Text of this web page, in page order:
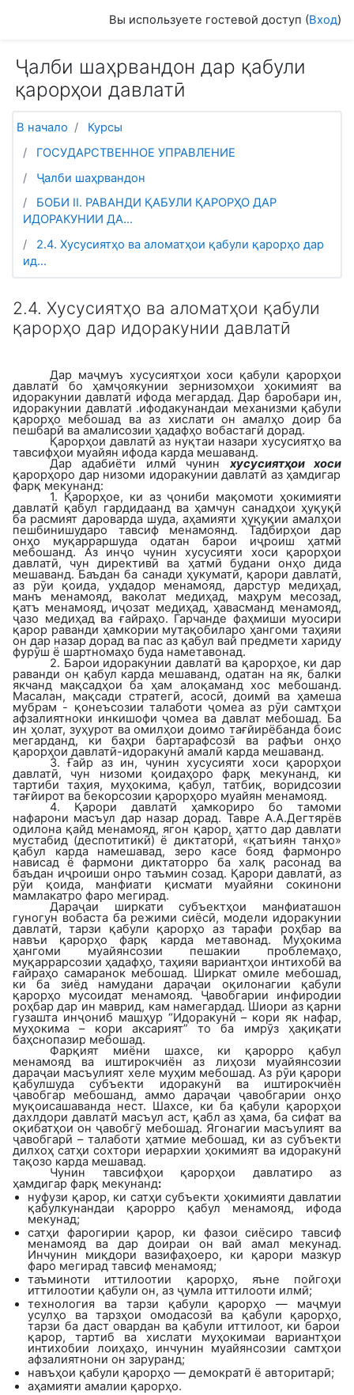
Вы используете гостевой доступ (Вход)
Ҷалби шаҳрвандон дар қабули
қарорҳои давлатӣ
В начало
Курсы
ГОСУДАРСТВЕННОЕ УПРАВЛЕНИЕ
Ҷалби шаҳрвандон
БОБИ II. РАВАНДИ ҚАБУЛИ ҚАРОРҲО ДАР
ИДОРАКУНИИ ДА...
2.4. Хусусиятҳо ва аломатҳои қабули қарорҳо дар
ид...
2.4. Хусусиятҳо ва аломатҳои қабули
қарорҳо дар идоракунии давлатӣ
Дар маҷмуъ хусусиятҳои хоси қабули қарорҳои
давлатӣ бо ҳамҷоякунии зернизомҳои ҳокимият ва
идоракунии давлатӣ ифода мегардад. Дар баробари ин,
идоракунии давлатӣ .ифодакунандаи механизми қабули
қарорҳо мебошад ва аз хислати он амалҳо доир ба
пешбарӣ ва амалисозии ҳадафҳо вобастагӣ дорад.
Қарорҳои давлатӣ аз нуқтаи назари хусусиятҳо ва
тавсифҳои муайян ифода карда мешаванд.
Дар адабиёти илмӣ чунин хусусиятҳои хоси
қарорҳоро дар низоми идоракунии давлатӣ аз ҳамдигар
фарқ мекунанд:
1. Қарорҳое, ки аз ҷониби мақомоти ҳокимияти
давлатӣ қабул гардидаанд ва ҳамчун санадҳои ҳуқуқӣ
ба расмият дароварда шуда, аҳамияти ҳуқуқии амалҳои
пешбинишударо тавсиф менамоянд. Тадбирҳои дар
онҳо муқарраршуда одатан барои иҷроиш ҳатмӣ
мебошанд. Аз инҷо чунин хусусияти хоси қарорҳои
давлатӣ, чун директивӣ ва ҳатмӣ будани онҳо дида
мешаванд. Баъдан ба санади ҳукуматӣ, қарори давлатӣ,
аз рӯи қоида, уҳдадор менамояд, дарстур медиҳад,
манъ менамояд, ваколат медиҳад, маҳрум месозад,
қатъ менамояд, иҷозат медиҳад, ҳавасманд менамояд,
ҷазо медиҳад ва ғайраҳо. Гарчанде фаҳмиши муосири
қарор раванди ҳамкории мутақобиларо ҳангоми таҳияи
он дар назар дорад ва пас аз қабул вай предмети хариду
фурӯш ё шартномаҳо буда наметавонад.
2. Барои идоракунии давлатӣ ва қарорҳое, ки дар
раванди он қабул карда мешаванд, одатан на як, балки
якчанд мақсадҳои ба ҳам алоқаманд хос мебошанд.
Масалан, мақсади стратегӣ, асосӣ, доимӣ ва ҳамеша
мубрам - қонеъсозии талаботи ҷомеа аз рӯи самтҳои
афзалиятноки инкишофи ҷомеа ва давлат мебошад. Ба
ин ҳолат, зуҳурот ва омилҳои доимо тағйирёбанда боис
мегарданд, ки баҳри бартарафсозӣ ва рафъи онҳо
қарорҳои давлатӣ-идоракунӣ амалӣ карда мешаванд.
3. Ғайр аз ин, чунин хусусияти хоси қарорҳои
давлатӣ, чун низоми қоидаҳоро фарқ мекунанд, ки
тартиби таҳия, муҳокима, қабул, татбиқ, воридсозии
тағйирот ва бекорсозии қарорҳоро муайян менамояд.
4. Қарори давлатӣ ҳамкориро бо тамоми
нафарони масъул дар назар дорад. Тавре А.А.Дегтярёв
одилона қайд менамояд, ягон қарор, ҳатто дар давлати
мустабид (деспотитикӣ) ё диктаторӣ, «қатъиян танҳо»
қабул карда намешавад, зеро касе бояд фармонро
нависад ё фармони диктаторро ба халқ расонад ва
баъдан иҷроиши онро таъмин созад. Қарори давлатӣ, аз
рӯи қоида, манфиати қисмати муайяни сокинони
мамлакатро фаро мегирад.
Дараҷаи ширкати субъектҳои манфиаташон
гуногун вобаста ба режими сиёсӣ, модели идоракунии
давлатӣ, тарзи қабули қарорҳо аз тарафи роҳбар ва
навъи қарорҳо фарқ карда метавонад. Муҳокима
ҳангоми муайянсозии пешакии проблемаҳо,
муқаррарсозии ҳадафҳо, таҳияи вариантҳои интихобӣ ва
ғайраҳо самаранок мебошад. Ширкат омиле мебошад,
ки ба зиёд намудани дараҷаи оқилонагии қабули
қарорҳо мусоидат менамояд. Ҷавобгарии инфиродии
роҳбар дар ин маврид, кам намегардад. Шиори аз қарни
гузашта инҷониб машҳур “Идоракунӣ – кори як нафар,
муҳокима – кори аксарият” то ба имрӯз ҳақиқати
баҳснопазир мебошад.
Фарқият миёни шахсе, ки қарорро қабул
менамояд ва иштирокчиён аз лиҳози муайянсозии
дараҷаи масъулият хеле муҳим мебошад. Аз рӯи қарори
қабулшуда субъекти идоракунӣ ва иштирокчиён
ҷавобгар мебошанд, аммо дараҷаи ҷавобгарии онҳо
муқоисашаванда нест. Шахсе, ки ба қабули қарорҳои
дахлдори давлатӣ масъул аст, қабл аз ҳама, ба сифат ва
оқибатҳои он ҷавобгӯ мебошад. Ягонагии масъулият ва
ҷавобгарӣ – талаботи ҳатмие мебошад, ки аз субъекти
дилхоҳ сатҳи сохтори иерархии ҳокимият ва идоракунӣ
тақозо карда мешавад.
Чунин тавсифҳои қарорҳои давлатиро аз
ҳамдигар фарқ мекунанд:
нуфузи қарор, ки сатҳи субъекти ҳокимияти давлатии
қабулкунандаи қарорро қабул менамояд, ифода
мекунад;
сатҳи фарогирии
қарор, ки фазои сиёсиро тавсиф
менамояд ва дар доираи он вай амал мекунад.
Инчунин миқдори вазифаҳоеро, ки қарори мазкур
фаро мегирад тавсиф менамояд;
таъминоти иттилоотии қарорҳо, яъне пойгоҳи
иттилоотии қабули он,аз ҷумла иттилооти илмӣ;
технология ва тарзи қабули қарорҳо — маҷмуи
усулҳо ва тарзҳои омодасозӣ ва қабули қарорҳо,
тарзи ба даст овардан ва қабули иттилоот, ки барои
қарор, тартиб ва хислати муҳокимаи вариантҳои
интихобии лоиҳаҳо, инчунин муайянсозии самтҳои
афзалиятнони он заруранд;
навъҳои қабули қарорҳо — демократӣ ё авторитарӣ;
аҳамияти амалии қарорҳо.